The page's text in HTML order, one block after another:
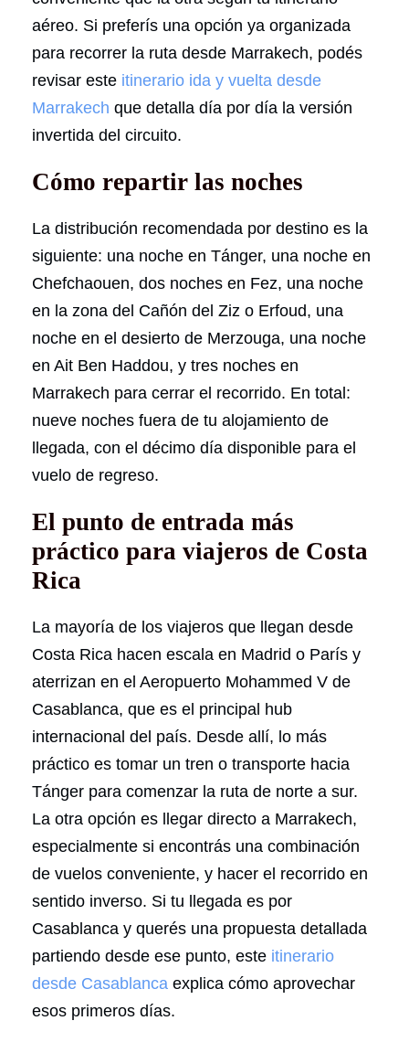
aéreo. Si preferís una opción ya organizada
para recorrer la ruta desde Marrakech, podés
revisar este itinerario ida y vuelta desde
Marrakech que detalla día por día la versión
invertida del circuito.
Cómo repartir las noches
La distribución recomendada por destino es la
siguiente: una noche en Tánger, una noche en
Chefchaouen, dos noches en Fez, una noche
en la zona del Cañón del Ziz o Erfoud, una
noche en el desierto de Merzouga, una noche
en Ait Ben Haddou, y tres noches en
Marrakech para cerrar el recorrido. En total:
nueve noches fuera de tu alojamiento de
llegada, con el décimo día disponible para el
vuelo de regreso.
El punto de entrada más
práctico para viajeros de Costa
Rica
La mayoría de los viajeros que llegan desde
Costa Rica hacen escala en Madrid o París y
aterrizan en el Aeropuerto Mohammed V de
Casablanca, que es el principal hub
internacional del país. Desde allí, lo más
práctico es tomar un tren o transporte hacia
Tánger para comenzar la ruta de norte a sur.
La otra opción es llegar directo a Marrakech,
especialmente si encontrás una combinación
de vuelos conveniente, y hacer el recorrido en
sentido inverso. Si tu llegada es por
Casablanca y querés una propuesta detallada
partiendo desde ese punto, este itinerario
desde Casablanca explica cómo aprovechar
esos primeros días.